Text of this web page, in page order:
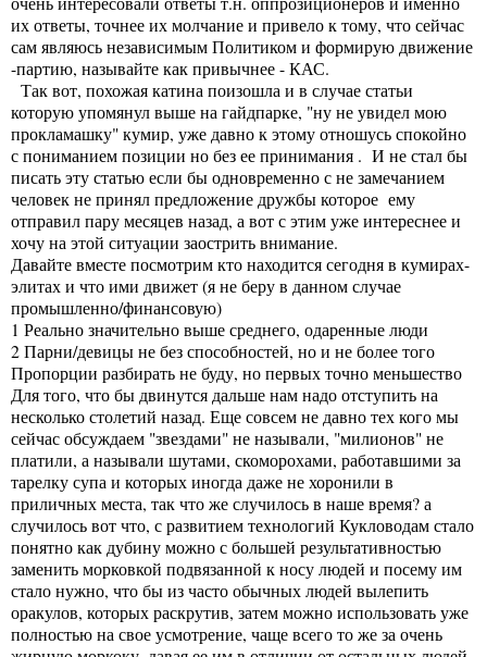
их ответы, точнее их молчание и привело к тому, что сейчас
сам являюсь независимым Политиком и формирую движение
-партию, называйте как привычнее - КАС.
Так вот, похожая катина поизошла и в случае статьи
которую упомянул выше на гайдпарке, "ну не увидел мою
прокламашку" кумир, уже давно к этому отношусь спокойно
с пониманием позиции но без ее принимания . И не стал бы
писать эту статью если бы одновременно с не замечанием
человек не принял предложение дружбы которое ему
отправил пару месяцев назад, а вот с этим уже интереснее и
хочу на этой ситуации заострить внимание.
Давайте вместе посмотрим кто находится сегодня в кумирах-
элитах и что ими движет (я не беру в данном случае
промышленно/финансовую)
1 Реально значительно выше среднего, одаренные люди
2 Парни/девицы не без способностей, но и не более того
Пропорции разбирать не буду, но первых точно меньшество
Для того, что бы двинутся дальше нам надо отступить на
несколько столетий назад. Еще совсем не давно тех кого мы
сейчас обсуждаем "звездами" не называли, "милионов" не
платили, а называли шутами, скоморохами, работавшими за
тарелку супа и которых иногда даже не хоронили в
приличных места, так что же случилось в наше время? а
случилось вот что, с развитием технологий Кукловодам стало
понятно как дубину можно с большей результативностью
заменить морковкой подвязанной к носу людей и посему им
стало нужно, что бы из часто обычных людей вылепить
оракулов, которых раскрутив, затем можно использовать уже
полностью на свое усмотрение, чаще всего то же за очень